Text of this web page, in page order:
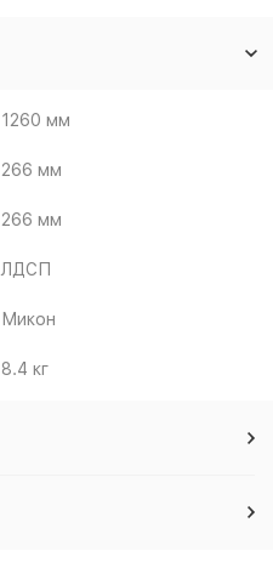
1260 мм
266 мм
266 мм
ЛДСП
Микон
8.4 кг